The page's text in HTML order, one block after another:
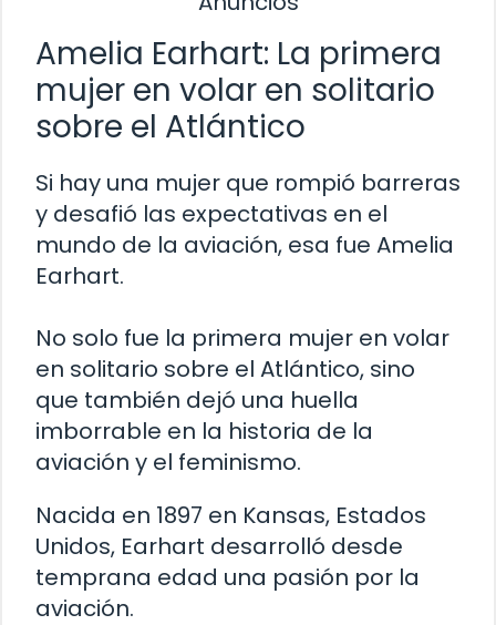
Amelia Earhart: La primera
mujer en volar en solitario
sobre el Atlántico
Si hay una mujer que rompió barreras
y desafió las expectativas en el
mundo de la aviación, esa fue Amelia
Earhart.
No solo fue la primera mujer en volar
en solitario sobre el Atlántico, sino
que también dejó una huella
imborrable en la historia de la
aviación y el feminismo.
Nacida en 1897 en Kansas, Estados
Unidos, Earhart desarrolló desde
temprana edad una pasión por la
aviación.